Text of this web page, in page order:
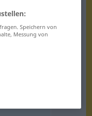
Speichern von
Messung von